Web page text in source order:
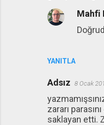
YANITLA
Mahfi
Adsız 8 Ocak
zararı
saklayan etti.